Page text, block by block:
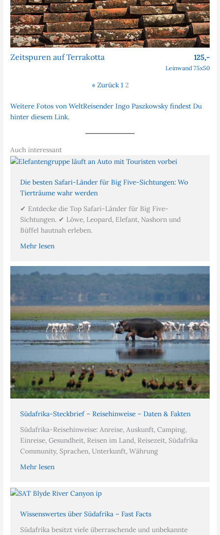
Zeitspuren auf Terrakotta 125,-
Leinwand 75x50
« Zurück 1 2
Weitere Fotos von WeltReisender Ingo Paszkowsky findest Du
hinter diesem Link.
Auch interessant
Die besten Safari-Länder für Big Five-Sichtungen: Wo
Tierträume wahr werden
✔ Entdecke die Top Safari-Länder für Big Five-
Sichtungen. ✔ Löwe, Leopard, Elefant, Nashorn und
Büffel hautnah erleben.
Mehr lesen
Südafrika-Steckbrief – Reisehinweise – Daten & Fakten
Südafrika-Reisehinweise: Anreise, Auskunft, Camping,
Einreise, Gesundheit, Reisen im Land, Reisezeit, Südafrika
Community, Sprachen, Unterkunft, Währung
Mehr lesen
Wissenswertes über Südafrika – Fast Facts
Südafrika besitzt viele überraschende und unbekannte